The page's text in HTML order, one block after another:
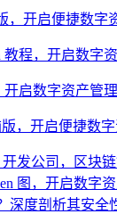
，开启便捷数字
教程，开启数字
开启数字资产管
，开启便捷数
开发公司，区块
图，开启数字
深度剖析其安全